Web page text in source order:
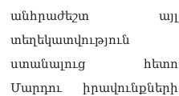
անհրաժեշտ այլ
տեղեկատվություն
ստանալուց հետո
Մարդու իրավունքների